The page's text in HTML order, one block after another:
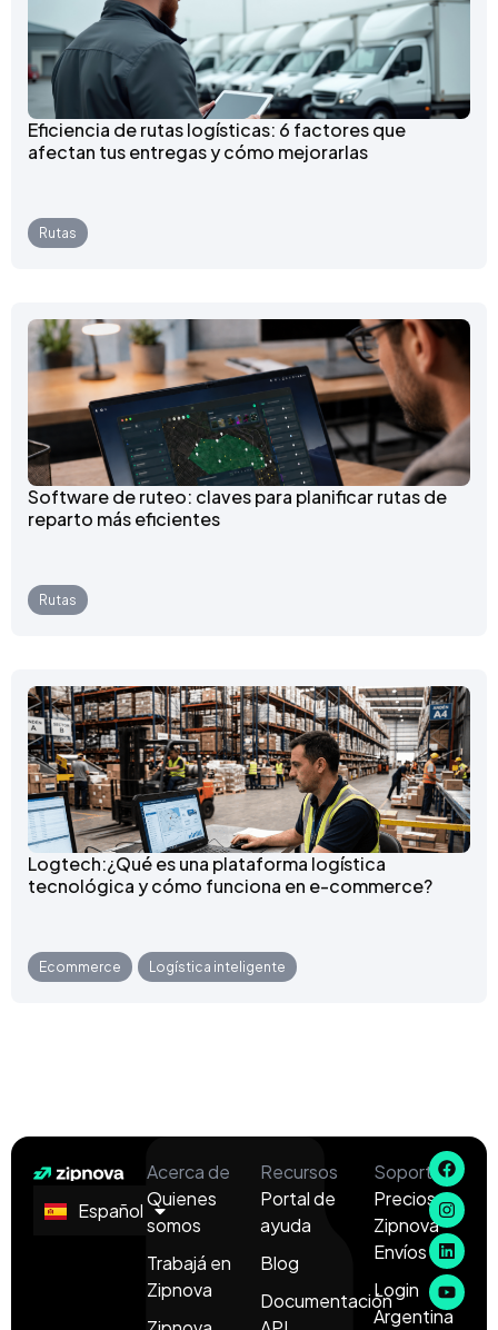
Eficiencia de rutas logísticas: 6 factores que
afectan tus entregas y cómo mejorarlas
Rutas
Software de ruteo: claves para planificar rutas de
reparto más eficientes
Rutas
Logtech:¿Qué es una plataforma logística
tecnológica y cómo funciona en e-commerce?
Ecommerce Logística inteligente
Español
English
Acerca de
Quienes
somos
Trabajá en
Zipnova
Recursos
Portal de
ayuda
Blog
Documentación
Soporte
Precios
Zipnova
Envíos
Login
Argentina